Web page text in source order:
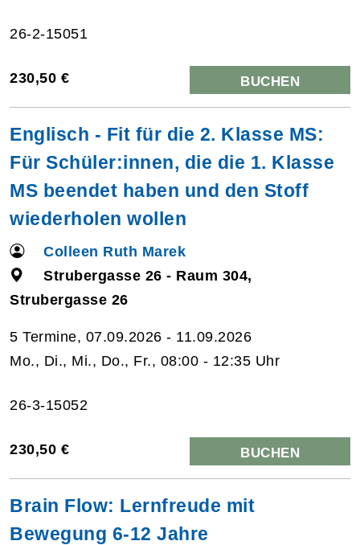
26-2-15051
230,50 € BUCHEN
Englisch - Fit für die 2. Klasse MS:
Für Schüler:innen, die die 1. Klasse
MS beendet haben und den Stoff
wiederholen wollen
Colleen Ruth Marek
Strubergasse 26 - Raum 304,
Strubergasse 26
5 Termine, 07.09.2026 - 11.09.2026
Mo., Di., Mi., Do., Fr., 08:00 - 12:35 Uhr
26-3-15052
230,50 € BUCHEN
Brain Flow: Lernfreude mit
Bewegung 6-12 Jahre